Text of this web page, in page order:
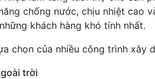
chống nước, chịu nhiệt cao
khách hàng khó tính nhất.
chọn của nhiều công trình xây
trời